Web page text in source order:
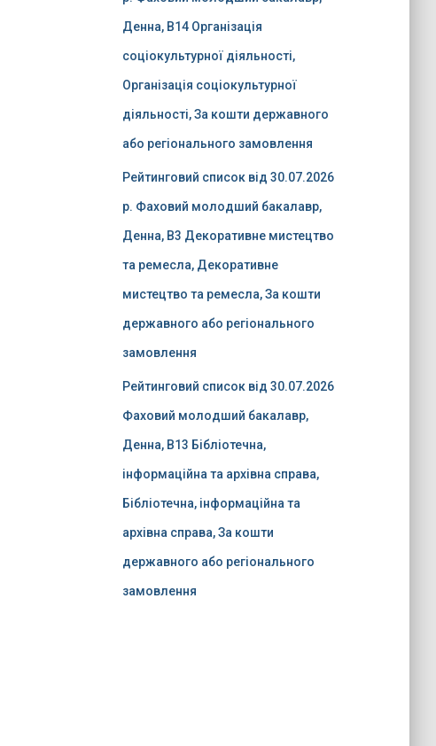
Денна, B14 Організація
соціокультурної діяльності,
Організація соціокультурної
діяльності, За кошти державного
або регіонального замовлення
Рейтинговий список від 30.07.2026
р. Фаховий молодший бакалавр,
Денна, B3 Декоративне мистецтво
та ремесла, Декоративне
мистецтво та ремесла, За кошти
державного або регіонального
замовлення
Рейтинговий список від 30.07.2026
Фаховий молодший бакалавр,
Денна, B13 Бібліотечна,
інформаційна та архівна справа,
Бібліотечна, інформаційна та
архівна справа, За кошти
державного або регіонального
замовлення